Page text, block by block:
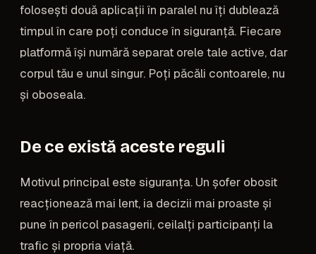
folosești două aplicații în paralel nu îți dublează
timpul în care poți conduce în siguranță. Fiecare
platformă își numără separat orele tale active, dar
corpul tău e unul singur. Poți păcăli contoarele, nu
și oboseala.
De ce există aceste reguli
Motivul principal este siguranța. Un șofer obosit
reacționează mai lent, ia decizii mai proaste și
pune în pericol pasagerii, ceilalți participanți la
trafic și propria viață.